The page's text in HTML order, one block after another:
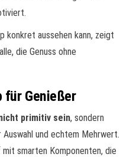
konkret aussehen kann, zeigt
die Genuss ohne
für Genießer
primitiv sein, sondern
und echtem Mehrwert.
smarten Komponenten, die